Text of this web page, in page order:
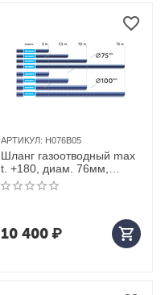
АРТИКУЛ: H076B05
Шланг газоотводный max
t. +180, диам. 76мм,
длина 5м (синий)
10 400₽